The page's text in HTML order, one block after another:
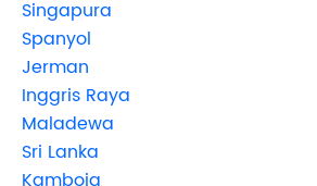
Singapura
Spanyol
Jerman
Inggris Raya
Maladewa
Sri Lanka